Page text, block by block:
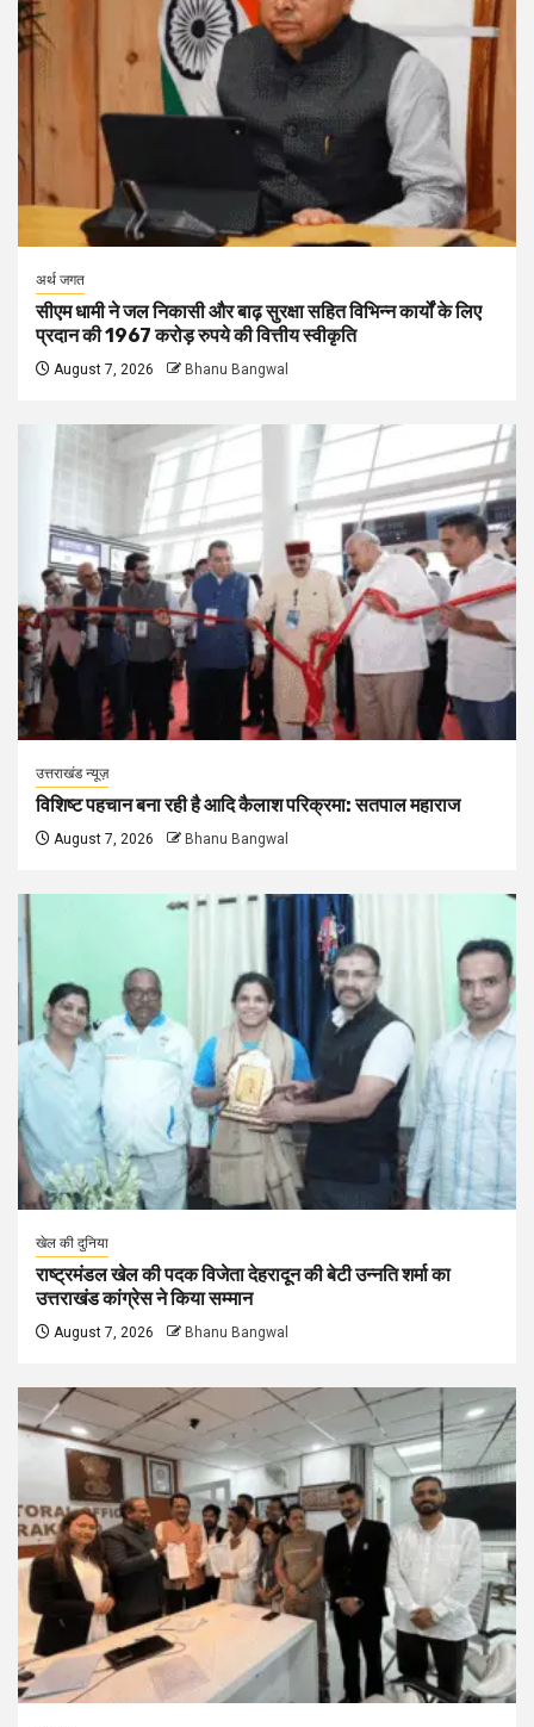
अर्थ जगत
सीएम धामी ने जल निकासी और बाढ़ सुरक्षा सहित विभिन्न कार्यों के लिए
प्रदान की 1967 करोड़ रुपये की वित्तीय स्वीकृति
August 7, 2026 Bhanu Bangwal
उत्तराखंड न्यूज़
विशिष्ट पहचान बना रही है आदि कैलाश परिक्रमा: सतपाल महाराज
August 7, 2026 Bhanu Bangwal
खेल की दुनिया
राष्ट्रमंडल खेल की पदक विजेता देहरादून की बेटी उन्नति शर्मा का
उत्तराखंड कांग्रेस ने किया सम्मान
August 7, 2026 Bhanu Bangwal